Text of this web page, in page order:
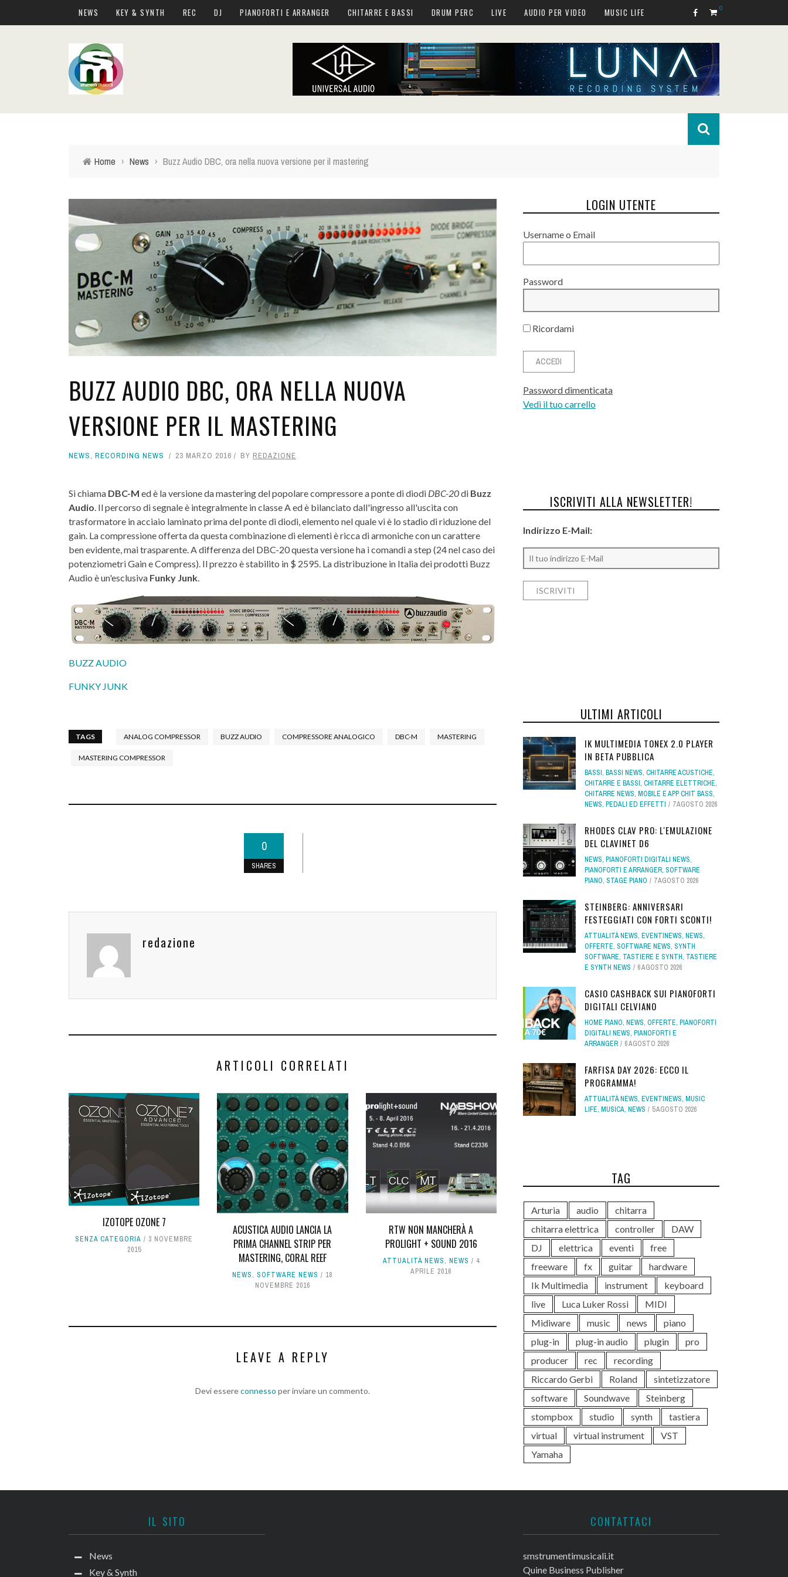
NEWS KEY & SYNTH REC DJ PIANOFORTI E ARRANGER CHITARRE E BASSI DRUM PERC LIVE AUDIO PER VIDEO MUSIC LIFE 0
Home › News › Buzz Audio DBC, ora nella nuova versione per il mastering
BUZZ AUDIO DBC, ORA NELLA NUOVA
VERSIONE PER IL MASTERING
NEWS, RECORDING NEWS 23 MARZO 2016 BY REDAZIONE
Si chiama DBC-M ed è la versione da mastering del popolare compressore a ponte di diodi DBC-20di Buzz
Audio. Il percorso di segnale è integralmente in classe A ed è bilanciato dall'ingresso all'uscita con
trasformatore in acciaio laminato prima del ponte di diodi, elemento nel quale vi è lo stadio di riduzione del
gain. La compressione offerta da questa combinazione di elementi è ricca di armoniche con un carattere
ben evidente, mai trasparente. A differenza del DBC-20 questa versione ha i comandi a step (24 nel caso dei
potenziometri Gain e Compress). Il prezzo è stabilito in $ 2595. La distribuzione in Italia dei prodotti Buzz
Audio è un'esclusiva Funky Junk.
BUZZ AUDIO
FUNKY JUNK
TAGS ANALOG COMPRESSOR BUZZ AUDIO COMPRESSORE ANALOGICO DBC-M MASTERING
MASTERING COMPRESSOR
0
SHARES
redazione
ARTICOLI CORRELATI
IZOTOPE OZONE 7
SENZA CATEGORIA
3 NOVEMBRE
2015
ACUSTICA AUDIO LANCIA LA
PRIMA CHANNEL STRIP PER
MASTERING, CORAL REEF
NEWS, SOFTWARE NEWS
18
NOVEMBRE 2016
RTW NON MANCHERÀ A
PROLIGHT + SOUND 2016
ATTUALITÀ NEWS, NEWS
4
APRILE 2016
LEAVE A REPLY
Devi essereconnesso per inviare un commento.
LOGIN UTENTE
Username o Email
Password
Ricordami
Password dimenticata
Vedi il tuo carrello
ISCRIVITI ALLA NEWSLETTER!
Indirizzo E-Mail:
ULTIMI ARTICOLI
IK MULTIMEDIA TONEX 2.0 PLAYER
IN BETA PUBBLICA
BASSI, BASSI NEWS, CHITARRE ACUSTICHE,
CHITARRE E BASSI, CHITARRE ELETTRICHE,
CHITARRE NEWS, MOBILE E APP CHIT BASS,
NEWS, PEDALI ED EFFETTI 7 AGOSTO 2026
RHODES CLAV PRO: L'EMULAZIONE
DEL CLAVINET D6
NEWS, PIANOFORTI DIGITALI NEWS,
PIANOFORTI E ARRANGER, SOFTWARE
PIANO, STAGE PIANO 7 AGOSTO 2026
STEINBERG: ANNIVERSARI
FESTEGGIATI CON FORTI SCONTI!
ATTUALITÀ NEWS, EVENTINEWS, NEWS,
OFFERTE, SOFTWARE NEWS, SYNTH
SOFTWARE, TASTIERE E SYNTH, TASTIERE
E SYNTH NEWS
6 AGOSTO 2026
CASIO CASHBACK SUI PIANOFORTI
DIGITALI CELVIANO
HOME PIANO, NEWS, OFFERTE, PIANOFORTI
DIGITALI NEWS, PIANOFORTI E
ARRANGER
6 AGOSTO 2026
FARFISA DAY 2026: ECCO IL
PROGRAMMA!
ATTUALITÀ NEWS, EVENTINEWS, MUSIC
LIFE, MUSICA, NEWS 5 AGOSTO 2026
TAG
Arturia audio
chitarra
chitarra elettrica
controller
DAW
DJ
elettrica eventi
free
freeware
fx guitar
hardware
Ik Multimedia
instrument
keyboard
live
Luca Luker Rossi
MIDI
Midiware
music news
piano
plug-in
plug-in audio plugin
pro
producer
rec
recording
Riccardo Gerbi
Roland
sintetizzatore
software
Soundwave
Steinberg
stompbox
studio synth
tastiera
virtual
virtual instrument
VST
Yamaha
IL SITO
News
Key & Synth
CONTATTACI
smstrumentimusicali.it
Quine Business Publisher